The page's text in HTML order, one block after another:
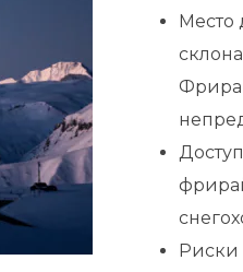
Место
Риски